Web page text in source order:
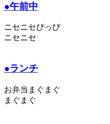
●午前中
ニセニセぴっぴ
ニセニセ
●ランチ
お弁当まぐまぐ
まぐまぐ